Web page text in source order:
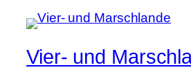
Vier- und